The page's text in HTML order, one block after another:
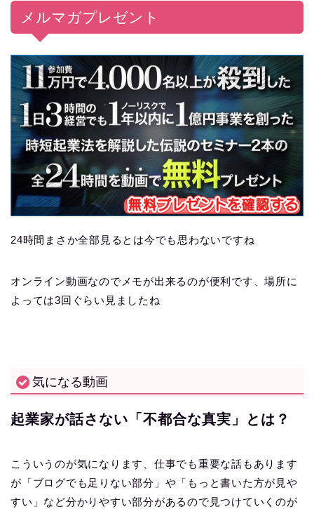
メルマガプレゼント
24時間まさか全部見るとは今でも思わないですね
オンライン動画なのでメモが出来るのが便利です、場所に
よっては3回ぐらい見ましたね
気になる動画
起業家が話さない「不都合な真実」とは？
こういうのが気になります、仕事でも重要な話もあります
が「ブログでも足りない部分」や「もっと書いた方が見や
すい」など分かりやすい部分があるので見つけていくのが